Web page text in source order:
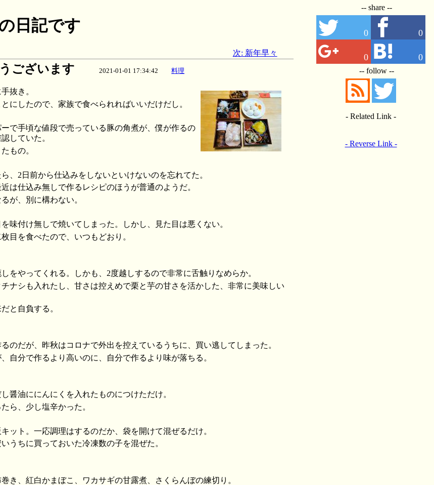
日記です
次: 新年早々
ございます 2021-01-01 17:34:42 料理
抜き。
にしたので、家族で食べられればいいだけだし。
で手頃な値段で売っている豚の角煮が、僕が作るの
していた。
もの。
、2日前から仕込みをしないといけないのを忘れてた。
は仕込み無しで作るレシピのほうが普通のようだ。
が、別に構わない。
味付け無しで焼いてしまった。しかし、見た目は悪くない。
目を食べたので、いつもどおり。
をやってくれる。しかも、2度越しするので非常に舌触りなめらか。
ナシも入れたし、甘さは控えめで栗と芋の甘さを活かした、非常に美味しい
と自負する。
のだが、昨秋はコロナで外出を控えているうちに、買い逃してしまった。
自分で作るより高いのに、自分で作るより味が落ちる。
醤油ににんにくを入れたものにつけただけ。
ら、少し塩辛かった。
ット。一応調理はするのだか、袋を開けて混ぜるだけ。
うちに買っておいた冷凍数の子を混ぜた。
き、紅白かまぼこ、ワカサギの甘露煮、さくらんぼの練切り。
-- share --
0 0
0 0
-- follow --
- Related Link -
- Reverse Link -